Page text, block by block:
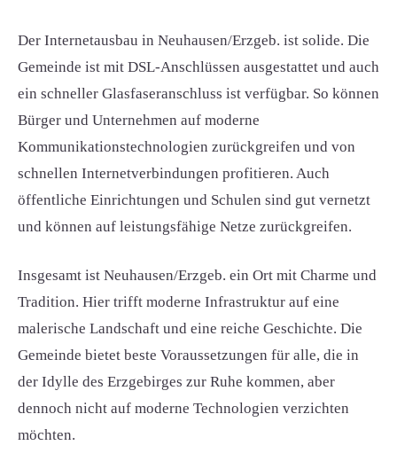
Der Internetausbau in Neuhausen/Erzgeb. ist solide. Die
Gemeinde ist mit DSL-Anschlüssen ausgestattet und auch
ein schneller Glasfaseranschluss ist verfügbar. So können
Bürger und Unternehmen auf moderne
Kommunikationstechnologien zurückgreifen und von
schnellen Internetverbindungen profitieren. Auch
öffentliche Einrichtungen und Schulen sind gut vernetzt
und können auf leistungsfähige Netze zurückgreifen.
Insgesamt ist Neuhausen/Erzgeb. ein Ort mit Charme und
Tradition. Hier trifft moderne Infrastruktur auf eine
malerische Landschaft und eine reiche Geschichte. Die
Gemeinde bietet beste Voraussetzungen für alle, die in
der Idylle des Erzgebirges zur Ruhe kommen, aber
dennoch nicht auf moderne Technologien verzichten
möchten.